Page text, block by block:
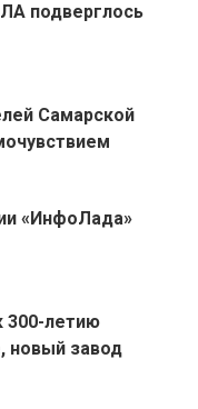
подверглось
Самарской
«ИнфоЛада»
300-летию
новый завод